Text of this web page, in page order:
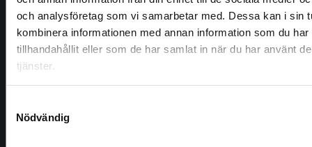
och analysföretag som vi samarbetar med. Dessa kan i sin
kombinera informationen med annan information som du har
tillhandahållit eller som de har samlat in när du har använt
tjänster.
Nödvändig
Begränsad fraktregion
Det verkar som att du besöker studentlitteratur.se via
Sverige. För att kunna slutföra ett köp måste
Kontakta oss
Kontakta oss
046-31 20 00
Box 141